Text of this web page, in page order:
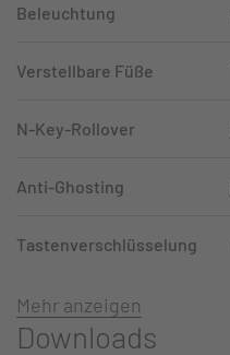
Beleuchtung
Verstellbare Füße
N-Key-Rollover
Anti-Ghosting
Tastenverschlüsselung
Mehr anzeigen
Downloads